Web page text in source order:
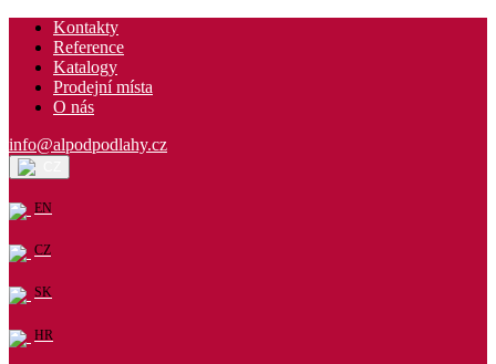
Kontakty
Reference
Katalogy
Prodejní místa
O nás
info@alpodpodlahy.cz
EN
CZ
SK
HR